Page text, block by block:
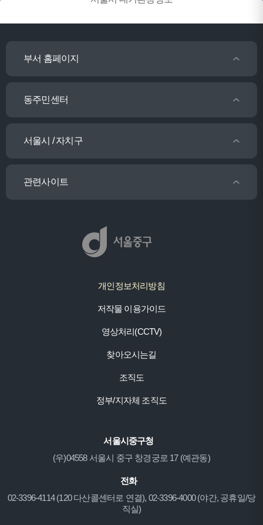
부서 홈페이지
동주민센터
서울시 / 자치구
관련사이트
개인정보처리방침
저작물 이용가이드
영상처리(CCTV)
찾아오시는길
조직도
정부/지자체 조직도
서울시중구청
(우)04558 서울시 중구 창경궁로 17 (예관동)
전화
02-3396-4114 (120 다산콜센터로 연결), 02-3396-4000 (야간, 공휴일/당
직실)